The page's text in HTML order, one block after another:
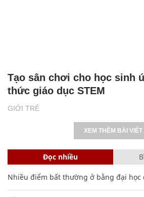
GIỚI TRẺ
Tạo sân chơi cho học sinh
thức giáo dục STEM
XEM THÊM BÀI VIẾT
Đọc nhiều
Nhiều điểm bất thường ở bằng đại học